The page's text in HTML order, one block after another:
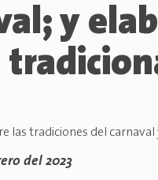
y
las tradiciones del
del 2023